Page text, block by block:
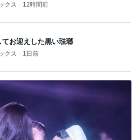
クス 12時間前
てお迎えした黒い琺瑯
クス 1日前